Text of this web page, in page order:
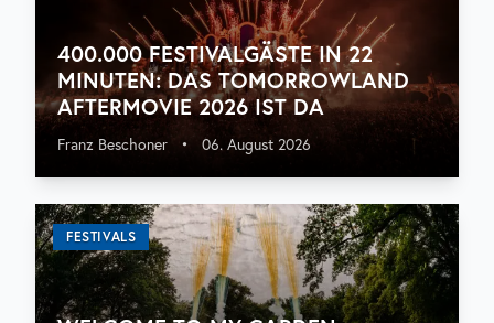
400.000 FESTIVALGÄSTE IN 22
MINUTEN: DAS TOMORROWLAND
AFTERMOVIE 2026 IST DA
Franz Beschoner • 06. August 2026
FESTIVALS